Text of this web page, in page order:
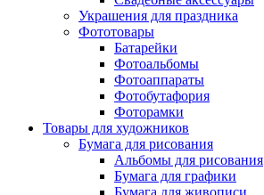
Украшения для праздника
Фототовары
Батарейки
Фотоальбомы
Фотоаппараты
Фотобутафория
Фоторамки
Товары для художников
Бумага для рисования
Альбомы для рисования
Бумага для графики
Бумага для живописи